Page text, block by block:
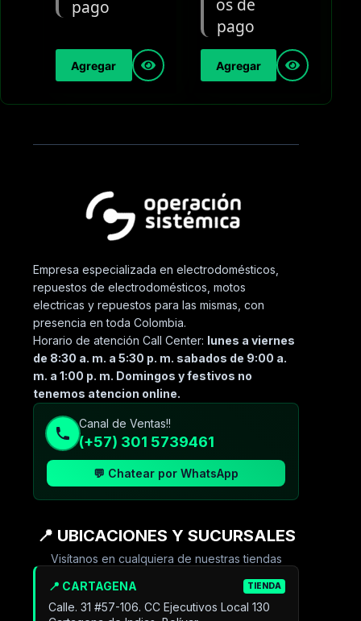
Agregar Agregar
Empresa especializada en electrodomésticos,
repuestos de electrodomésticos, motos
electricas y repuestos para las mismas, con
presencia en toda Colombia.
Horario de atención Call Center: lunes a viernes
de 8:30 a. m. a 5:30 p. m. sabados de 9:00 a.
m. a 1:00 p. m. Domingos y festivos no
tenemos atencion online.
Canal de Ventas!!
(+57) 301 5739461
💬 Chatear por WhatsApp
📍 UBICACIONES Y SUCURSALES
Visítanos en cualquiera de nuestras tiendas
📍 CARTAGENA TIENDA
Calle. 31 #57-106. CC Ejecutivos Local 130